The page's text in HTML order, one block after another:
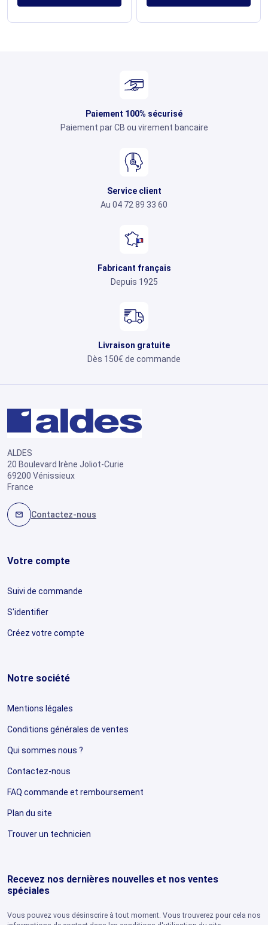
Paiement 100% sécurisé
Paiement par CB ou virement bancaire
Service client
Au 04 72 89 33 60
Fabricant français
Depuis 1925
Livraison gratuite
Dès 150€ de commande
ALDES
20 Boulevard Irène Joliot-Curie
69200 Vénissieux
France
mail Contactez-nous
Votre compte
Suivi de commande
S'identifier
Créez votre compte
Notre société
Mentions légales
Conditions générales de ventes
Qui sommes nous ?
Contactez-nous
FAQ commande et remboursement
Plan du site
Trouver un technicien
Recevez nos dernières nouvelles et nos ventes
spéciales
Vous pouvez vous désinscrire à tout moment. Vous trouverez pour cela nos